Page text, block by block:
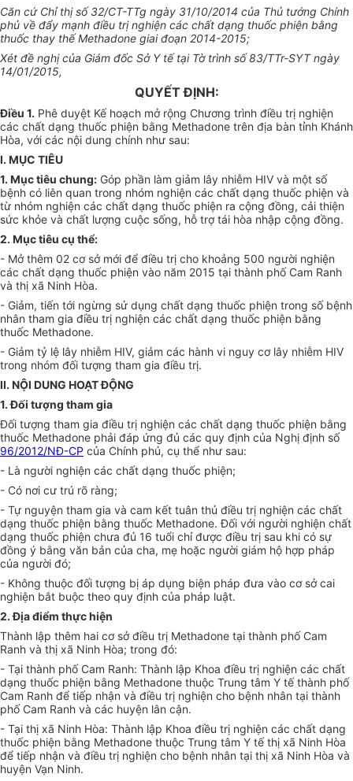
Căn cứ Chỉ thị số 32/CT-TTg ngày 31/10/2014 của Thủ tướng Chính
phủ về đẩy mạnh điều trị nghiện các chất dạng thuốc phiện bằng
thuốc thay thế Methadone giai đoạn 2014-2015;
Xét đề nghị của Giám đốc Sở Y tế tại Tờ trình số 83/TTr-SYT ngày
14/01/2015,
QUYẾT ĐỊNH:
Điều 1. Phê duyệt Kế hoạch mở rộng Chương trình điều trị nghiện
các chất dạng thuốc phiện bằng Methadone trên địa bàn tỉnh Khánh
Hòa, với các nội dung chính như sau:
I. MỤC TIÊU
1. Mục tiêu chung: Góp phần làm giảm lây nhiễm HIV và một số
bệnh có liên quan trong nhóm nghiện các chất dạng thuốc phiện và
từ nhóm nghiện các chất dạng thuốc phiện ra cộng đồng, cải thiện
sức khỏe và chất lượng cuộc sống, hỗ trợ tái hòa nhập cộng đồng.
2. Mục tiêu cụ thể:
- Mở thêm 02 cơ sở mới để điều trị cho khoảng 500 người nghiện
các chất dạng thuốc phiện vào năm 2015 tại thành phố Cam Ranh
và thị xã Ninh Hòa.
- Giảm, tiến tới ngừng sử dụng chất dạng thuốc phiện trong số bệnh
nhân tham gia điều trị nghiện các chất dạng thuốc phiện bằng
thuốc Methadone.
- Giảm tỷ lệ lây nhiễm HIV, giảm các hành vi nguy cơ lây nhiễm HIV
trong nhóm đối tượng tham gia điều trị.
II. NỘI DUNG HOẠT ĐỘNG
1. Đối tượng tham gia
Đối tượng tham gia điều trị nghiện các chất dạng thuốc phiện bằng
thuốc Methadone phải đáp ứng đủ các quy định của Nghị định số
96/2012/NĐ-CP của Chính phủ, cụ thể như sau:
- Là người nghiện các chất dạng thuốc phiện;
- Có nơi cư trú rõ ràng;
- Tự nguyện tham gia và cam kết tuân thủ điều trị nghiện các chất
dạng thuốc phiện bằng thuốc Methadone. Đối với người nghiện chất
dạng thuốc phiện chưa đủ 16 tuổi chỉ được điều trị sau khi có sự
đồng ý bằng văn bản của cha, mẹ hoặc người giám hộ hợp pháp
của người đó;
- Không thuộc đối tượng bị áp dụng biện pháp đưa vào cơ sở cai
nghiện bắt buộc theo quy định của pháp luật.
2. Địa điểm thực hiện
Thành lập thêm hai cơ sở điều trị Methadone tại thành phố Cam
Ranh và thị xã Ninh Hòa; trong đó:
- Tại thành phố Cam Ranh: Thành lập Khoa điều trị nghiện các chất
dạng thuốc phiện bằng Methadone thuộc Trung tâm Y tế thành phố
Cam Ranh để tiếp nhận và điều trị nghiện cho bệnh nhân tại thành
phố Cam Ranh và các huyện lân cận.
- Tại thị xã Ninh Hòa: Thành lập Khoa điều trị nghiện các chất dạng
thuốc phiện bằng Methadone thuộc Trung tâm Y tế thị xã Ninh Hòa
để tiếp nhận và điều trị nghiện cho bệnh nhân tại thị xã Ninh Hòa và
huyện Vạn Ninh.